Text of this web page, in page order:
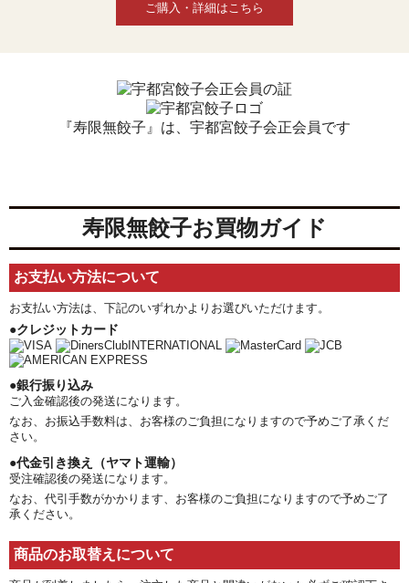
ご購入・詳細はこちら
『寿限無餃子』は、宇都宮餃子会正会員です
寿限無餃子お買物ガイド
お支払い方法について
お支払い方法は、下記のいずれかよりお選びいただけます。
●クレジットカード
●銀行振り込み
ご入金確認後の発送になります。
なお、お振込手数料は、お客様のご負担になりますので予めご了承くだ
さい。
●代金引き換え（ヤマト運輸）
受注確認後の発送になります。
なお、代引手数がかかります、お客様のご負担になりますので予めご了
承ください。
商品のお取替えについて